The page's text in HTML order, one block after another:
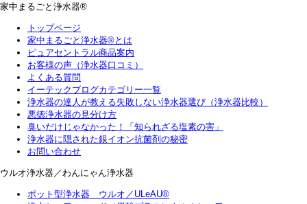
家中まるごと浄水器®
トップページ
家中まるごと浄水器®とは
ピュアセントラル商品案内
お客様の声（浄水器口コミ）
よくある質問
イーテックブログカテゴリー一覧
浄水器の達人が教える失敗しない浄水器選び（浄水器比較）
悪徳浄水器の見分け方
臭いだけじゃなかった！「知られざる塩素の害」
浄水器に隠された銀イオン抗菌剤の秘密
お問い合わせ
ウルオ浄水器／わんにゃん浄水器
ポット型浄水器 ウルオ／ULeAU®